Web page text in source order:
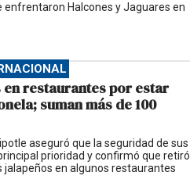
enfrentaron Halcones y Jaguares en
restaurantes por estar
suman más de 100
aseguró que la seguridad de sus
prioridad y confirmó que retiró
en algunos restaurantes